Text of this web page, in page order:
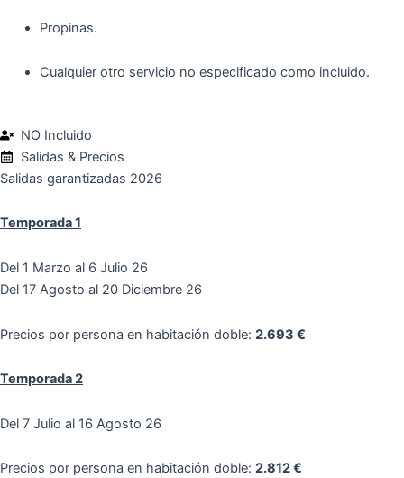
Propinas.
Cualquier otro servicio no especificado como incluido.
NO Incluido
Salidas & Precios
Salidas garantizadas 2026
Temporada 1
Del 1 Marzo al 6 Julio 26
Del 17 Agosto al 20 Diciembre 26
Precios por persona en habitación doble: 2.693 €
Temporada 2
Del 7 Julio al 16 Agosto 26
Precios por persona en habitación doble: 2.812 €